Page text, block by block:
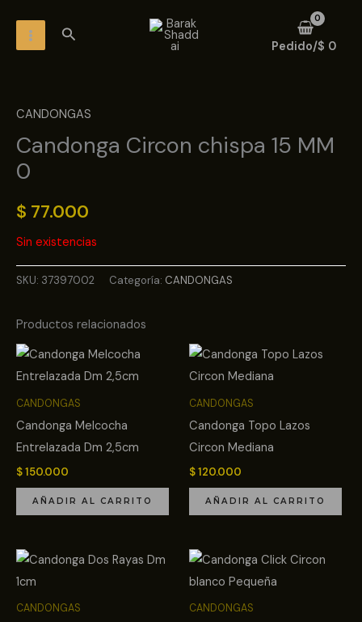
contenidoMENU
Buscar
Pedido/$ 0
CANDONGAS
Candonga Circon chispa 15 MM
0
$ 77.000
Sin existencias
SKU: 37397002 Categoría: CANDONGAS
Productos relacionados
CANDONGAS
Candonga Melcocha
Entrelazada Dm 2,5cm
$150.000
AÑADIR AL CARRITO
CANDONGAS
Candonga Topo Lazos
Circon Mediana
$120.000
AÑADIR AL CARRITO
CANDONGAS CANDONGAS